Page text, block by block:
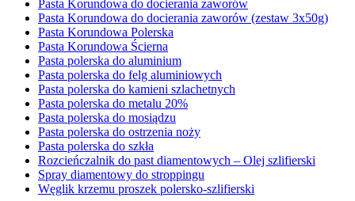
Pasta Korundowa do docierania zaworów
Pasta Korundowa do docierania zaworów (zestaw 3x50g)
Pasta Korundowa Polerska
Pasta Korundowa Ścierna
Pasta polerska do aluminium
Pasta polerska do felg aluminiowych
Pasta polerska do kamieni szlachetnych
Pasta polerska do metalu 20%
Pasta polerska do mosiądzu
Pasta polerska do ostrzenia noży
Pasta polerska do szkła
Rozcieńczalnik do past diamentowych – Olej szlifierski
Spray diamentowy do stroppingu
Węglik krzemu proszek polersko-szlifierski